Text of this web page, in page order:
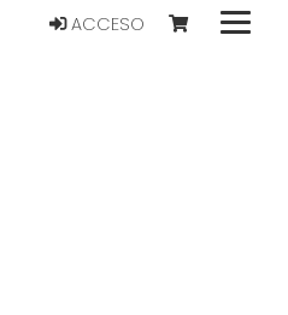
ACCESO